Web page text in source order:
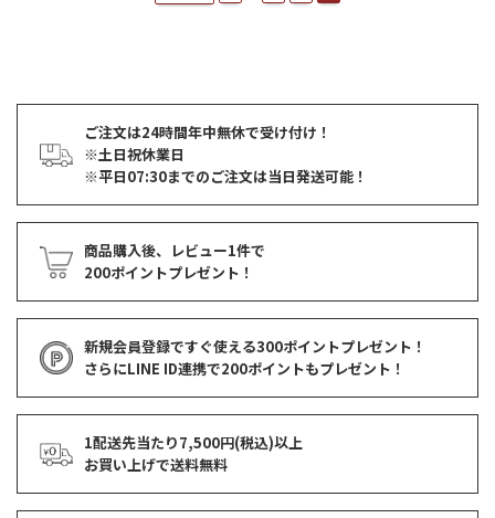
ご注文は24時間年中無休で受け付け！
※土日祝休業日
※平日07:30までのご注文は当日発送可能！
商品購入後、レビュー1件で
200ポイントプレゼント！
新規会員登録ですぐ使える300ポイントプレゼント！
さらにLINE ID連携で200ポイントもプレゼント！
1配送先当たり7,500円(税込)以上
お買い上げで送料無料